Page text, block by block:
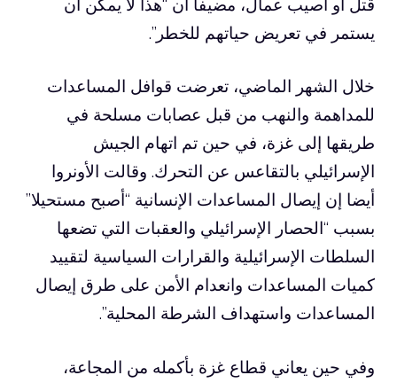
يستمر في تعريض حياتهم للخطر”.
خلال الشهر الماضي، تعرضت قوافل المساعدات
للمداهمة والنهب من قبل عصابات مسلحة في
طريقها إلى غزة، في حين تم اتهام الجيش
الإسرائيلي بالتقاعس عن التحرك. وقالت الأونروا
أيضا إن إيصال المساعدات الإنسانية “أصبح مستحيلا”
بسبب “الحصار الإسرائيلي والعقبات التي تضعها
السلطات الإسرائيلية والقرارات السياسية لتقييد
كميات المساعدات وانعدام الأمن على طرق إيصال
المساعدات واستهداف الشرطة المحلية”.
وفي حين يعاني قطاع غزة بأكمله من المجاعة،